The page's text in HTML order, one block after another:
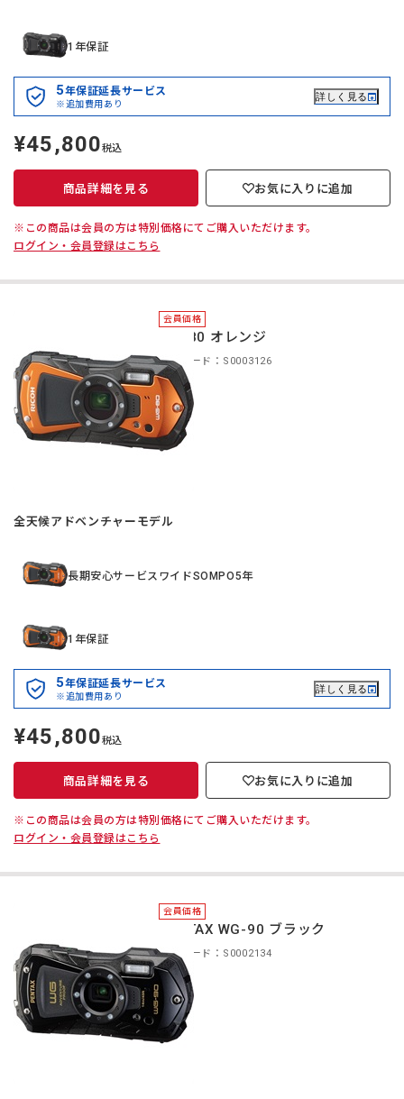
1年保証
5年保証延長サービス
※追加費用あり
詳しく見る
定
価
¥45,800税込
商品詳細を見る お気に入りに追加
※この商品は会員の方は特別価格にてご購入いただけます。
ログイン・会員登録はこちら
会員価格
WG-80 オレンジ
商品コード：S0003126
全天候アドベンチャーモデル
長期安心サービスワイドSOMPO5年
1年保証
5年保証延長サービス
※追加費用あり
詳しく見る
定
価
¥45,800税込
商品詳細を見る お気に入りに追加
※この商品は会員の方は特別価格にてご購入いただけます。
ログイン・会員登録はこちら
会員価格
PENTAX WG-90 ブラック
商品コード：S0002134